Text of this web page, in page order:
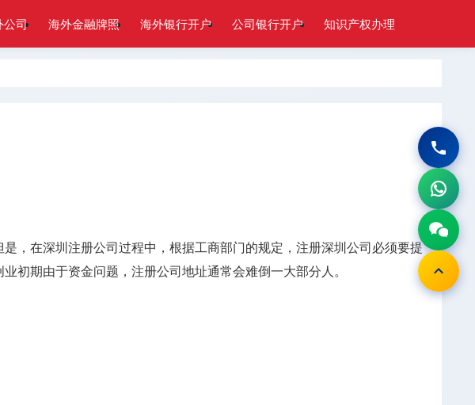
公司 海外金融牌照 海外银行开户 公司银行开户 知识产权办理
，在深圳注册公司过程中，根据工商部门的规定，注册深圳公司必须要提
初期由于资金问题，注册公司地址通常会难倒一大部分人。